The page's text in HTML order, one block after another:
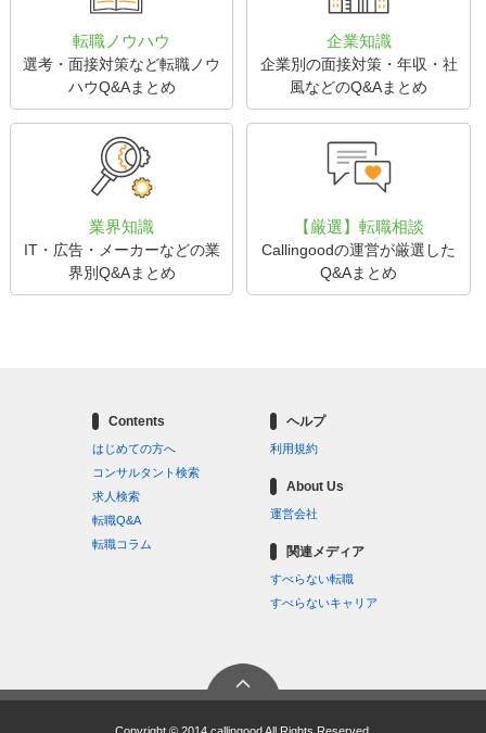
転職ノウハウ
選考・面接対策など転職ノウ
ハウQ&Aまとめ
企業知識
企業別の面接対策・年収・社
風などのQ&Aまとめ
業界知識
IT・広告・メーカーなどの業
界別Q&Aまとめ
【厳選】転職相談
Callingoodの運営が厳選した
Q&Aまとめ
Contents
はじめての方へ
コンサルタント検索
求人検索
転職Q&A
転職コラム
ヘルプ
利用規約
About Us
運営会社
関連メディア
すべらない転職
すべらないキャリア